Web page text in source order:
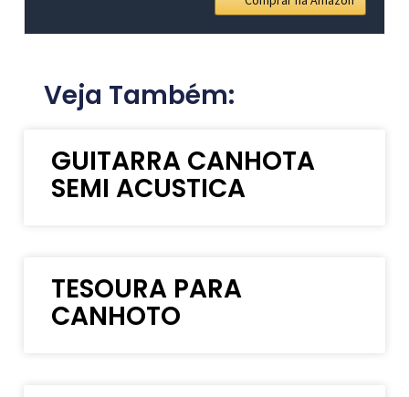
Veja Também:
GUITARRA CANHOTA
SEMI ACUSTICA
TESOURA PARA
CANHOTO